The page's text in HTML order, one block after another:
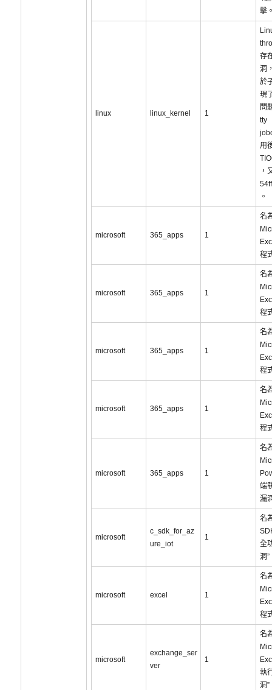
擊
linux linux_kernel 1
存
洞
於
現
問
tty
用
，
。
microsoft 365_apps 1
名
程
microsoft 365_apps 1
名
程
microsoft 365_apps 1
名
程
microsoft 365_apps 1
名
程
microsoft 365_apps 1
名
端
漏
microsoft
c_sdk_for_az
ure_iot
1
名
全
洞”
microsoft excel 1
名
程
microsoft
exchange_ser
ver
1
名
執
洞”